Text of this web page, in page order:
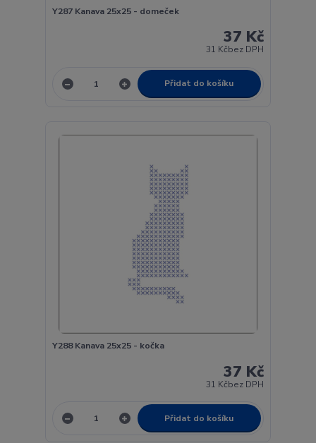
Y287 Kanava 25x25 - domeček
37 Kč
31 Kčbez DPH
Přidat do košíku
Y288 Kanava 25x25 - kočka
37 Kč
31 Kčbez DPH
Přidat do košíku